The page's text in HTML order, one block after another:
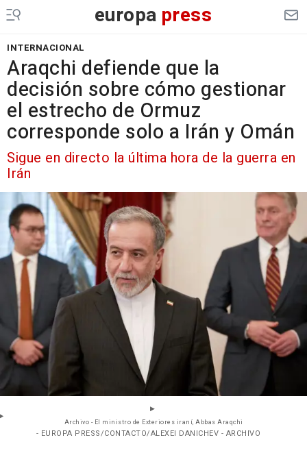
europa press
INTERNACIONAL
Araqchi defiende que la
decisión sobre cómo gestionar
el estrecho de Ormuz
corresponde solo a Irán y Omán
Sigue en directo la última hora de la guerra en
Irán
Archivo - El ministro de Exteriores iraní, Abbas Araqchi
- EUROPA PRESS/CONTACTO/ALEXEI DANICHEV - ARCHIVO